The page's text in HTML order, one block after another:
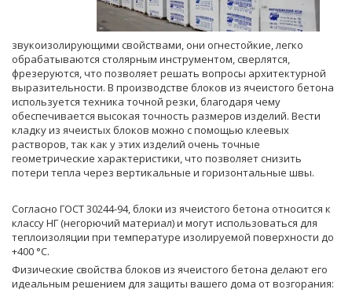
звукоизолирующими свойствами, они огнестойкие, легко
обрабатываются столярным инструментом, сверлятся,
фрезеруются, что позволяет решать вопросы архитектурной
выразительности. В производстве блоков из ячеистого бетона
используется техника точной резки, благодаря чему
обеспечивается высокая точность размеров изделий. Вести
кладку из ячеистых блоков можно с помощью клеевых
растворов, так как у этих изделий очень точные
геометрические характеристики, что позволяет снизить
потери тепла через вертикальные и горизонтальные швы.
Согласно ГОСТ 30244-94, блоки из ячеистого бетона относится к
классу НГ (негорючий материал) и могут использоваться для
теплоизоляции при температуре изолируемой поверхности до
+400 °С.
Физические свойства блоков из ячеистого бетона делают его
идеальным решением для защиты вашего дома от возгорания: